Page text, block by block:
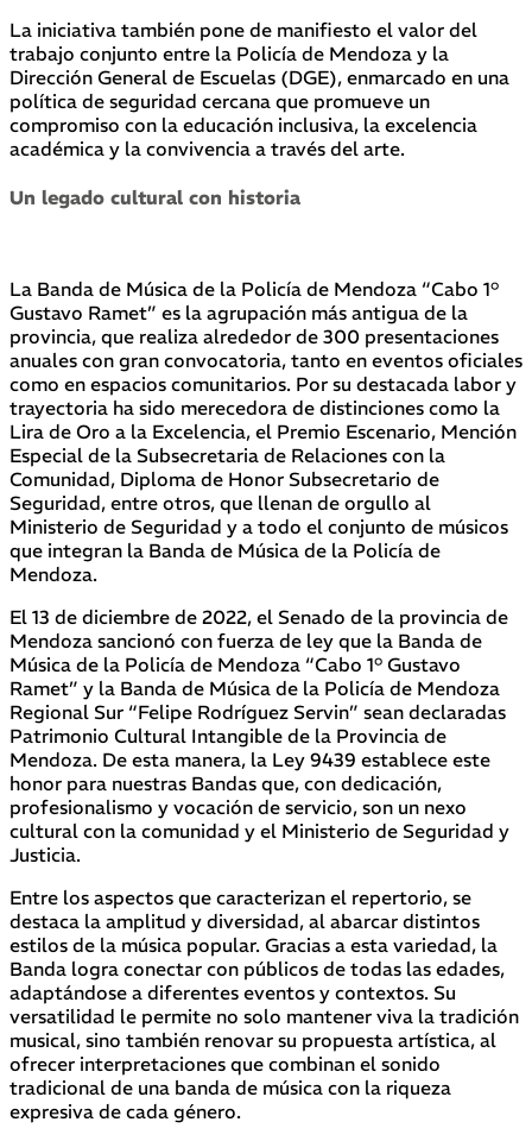
La iniciativa también pone de manifiesto el valor del
trabajo conjunto entre la Policía de Mendoza y la
Dirección General de Escuelas (DGE), enmarcado en una
política de seguridad cercana que promueve un
compromiso con la educación inclusiva, la excelencia
académica y la convivencia a través del arte.
Un legado cultural con historia
La Banda de Música de la Policía de Mendoza “Cabo 1°
Gustavo Ramet” es la agrupación más antigua de la
provincia, que realiza alrededor de 300 presentaciones
anuales con gran convocatoria, tanto en eventos oficiales
como en espacios comunitarios. Por su destacada labor y
trayectoria ha sido merecedora de distinciones como la
Lira de Oro a la Excelencia, el Premio Escenario, Mención
Especial de la Subsecretaria de Relaciones con la
Comunidad, Diploma de Honor Subsecretario de
Seguridad, entre otros, que llenan de orgullo al
Ministerio de Seguridad y a todo el conjunto de músicos
que integran la Banda de Música de la Policía de
Mendoza.
El 13 de diciembre de 2022, el Senado de la provincia de
Mendoza sancionó con fuerza de ley que la Banda de
Música de la Policía de Mendoza “Cabo 1° Gustavo
Ramet” y la Banda de Música de la Policía de Mendoza
Regional Sur “Felipe Rodríguez Servin” sean declaradas
Patrimonio Cultural Intangible de la Provincia de
Mendoza. De esta manera, la Ley 9439 establece este
honor para nuestras Bandas que, con dedicación,
profesionalismo y vocación de servicio, son un nexo
cultural con la comunidad y el Ministerio de Seguridad y
Justicia.
Entre los aspectos que caracterizan el repertorio, se
destaca la amplitud y diversidad, al abarcar distintos
estilos de la música popular. Gracias a esta variedad, la
Banda logra conectar con públicos de todas las edades,
adaptándose a diferentes eventos y contextos. Su
versatilidad le permite no solo mantener viva la tradición
musical, sino también renovar su propuesta artística, al
ofrecer interpretaciones que combinan el sonido
tradicional de una banda de música con la riqueza
expresiva de cada género.